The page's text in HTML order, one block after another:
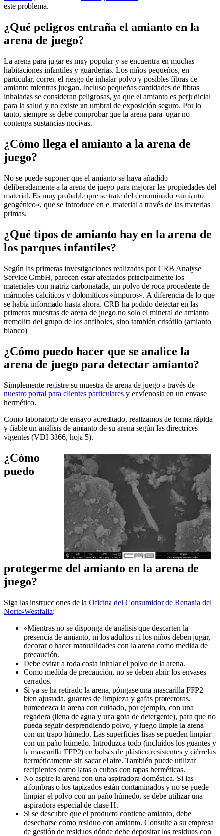
este problema.
¿Qué peligros entraña el amianto en la
arena de juego?
La arena para jugar es muy popular y se encuentra en muchas
habitaciones infantiles y guarderías. Los niños pequeños, en
particular, corren el riesgo de inhalar polvo y posibles fibras de
amianto mientras juegan. Incluso pequeñas cantidades de fibras
inhaladas se consideran peligrosas, ya que el amianto es perjudicial
para la salud y no existe un umbral de exposición seguro. Por lo
tanto, siempre se debe comprobar que la arena para jugar no
contenga sustancias nocivas.
¿Cómo llega el amianto a la arena de
juego?
No se puede suponer que el amianto se haya añadido
deliberadamente a la arena de juego para mejorar las propiedades del
material. Es muy probable que se trate del denominado «amianto
geogénico», que se introduce en el material a través de las materias
primas.
¿Qué tipos de amianto hay en la arena de
los parques infantiles?
Según las primeras investigaciones realizadas por CRB Analyse
Service GmbH, parecen estar afectados principalmente los
materiales con matriz carbonatada, un polvo de roca procedente de
mármoles calcíticos y dolomíticos «impuros». A diferencia de lo que
se había informado hasta ahora, CRB ha podido detectar en las
primeras muestras de arena de juego no solo el mineral de amianto
tremolita del grupo de los anfiboles, sino también crisótilo (amianto
blanco).
¿Cómo puedo hacer que se analice la
arena de juego para detectar amianto?
Simplemente registre su muestra de arena de juego a través de
nuestro portal para clientes particulares y envíenosla en un envase
hermético.
Como laboratorio de ensayo acreditado, realizamos de forma rápida
y fiable un análisis de amianto de su arena según las directrices
vigentes (VDI 3866, hoja 5).
¿Cómo
puedo
protegerme del amianto en la arena de
juego?
Siga las instrucciones de la Oficina del Consumidor de Renania del
Norte-Westfalia:
«Mientras no se disponga de análisis que descarten la
presencia de amianto, ni los adultos ni los niños deben jugar,
decorar o hacer manualidades con la arena como medida de
precaución.
Debe evitar a toda costa inhalar el polvo de la arena.
Como medida de precaución, no se deben abrir los envases
cerrados.
Si ya se ha retirado la arena, póngase una mascarilla FFP2
bien ajustada, guantes de limpieza y gafas protectoras,
humedezca la arena con cuidado, por ejemplo, con una
regadera (llena de agua y una gota de detergente), para que no
pueda seguir desprendiendo polvo, y luego limpie la arena
con un trapo húmedo. Las superficies lisas se pueden limpiar
con un paño húmedo. Introduzca todo (incluidos los guantes y
la mascarilla FFP2) en bolsas de plástico resistentes y ciérrelas
herméticamente sin sacar el aire. También puede utilizar
recipientes como latas o cubos con tapas herméticas.
No aspire la arena con una aspiradora doméstica. Si las
alfombras o los tapizados están contaminados y no se puede
limpiar el polvo con un paño húmedo, se debe utilizar una
aspiradora especial de clase H.
Si se descubre que el producto contiene amianto, debe
desecharse como residuo con amianto. Consulte a su empresa
de gestión de residuos dónde debe depositar los residuos con